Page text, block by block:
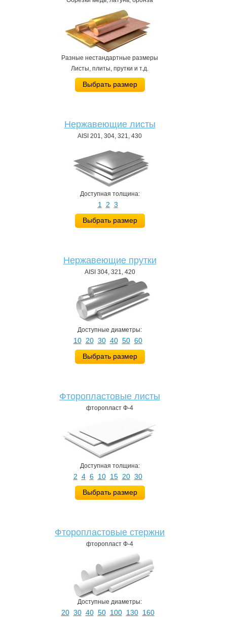
Разные нестандартные размеры
Листы, плиты, прутки и т.д.
Выбрать размер
Нержавеющие листы
AISI 201, 304, 321, 430
Доступная толщина:
1 2 3
Выбрать размер
Нержавеющие прутки
AISI 304, 321, 420
Доступные диаметры:
10 20 30 40 50 60
Выбрать размер
Фторопластовые листы
фторопласт Ф-4
Доступная толщина:
2 4 6 10 15 20 30
Выбрать размер
Фторопластовые стержни
фторопласт Ф-4
Доступные диаметры:
20 30 40 50 100 130 160